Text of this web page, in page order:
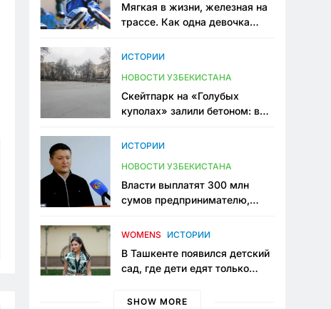
Мягкая в жизни, железная на
трассе. Как одна девочка
Узбекистане
ИСТОРИИ
НОВОСТИ УЗБЕКИСТАНА
Скейтпарк на «Голубых
куполах» залили бетоном: в
одно общественное
ИСТОРИИ
НОВОСТИ УЗБЕКИСТАНА
Власти выплатят 300 млн
сумов предпринимателю,
тюрьме по незаконному
WOMENS ИСТОРИИ
В Ташкенте появился детский
сад, где дети едят только
мама, которая устала просить
SHOW MORE